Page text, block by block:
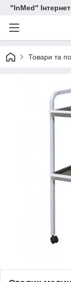
"InMed"
Товари та